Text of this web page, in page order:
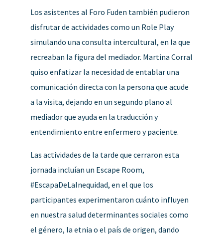
Los asistentes al Foro Fuden también pudieron
disfrutar de actividades como un Role Play
simulando una consulta intercultural, en la que
recreaban la figura del mediador. Martina Corral
quiso enfatizar la necesidad de entablar una
comunicación directa con la persona que acude
a la visita, dejando en un segundo plano al
mediador que ayuda en la traducción y
entendimiento entre enfermero y paciente.
Las actividades de la tarde que cerraron esta
jornada incluían un Escape Room,
#EscapaDeLaInequidad, en el que los
participantes experimentaron cuánto influyen
en nuestra salud determinantes sociales como
el género, la etnia o el país de origen, dando